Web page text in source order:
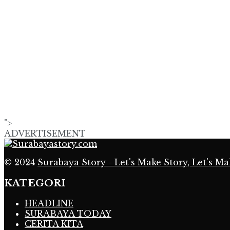
">
ADVERTISEMENT
© 2024 Surabaya Story - Let's Make Story, Let's
KATEGORI
HEADLINE
SURABAYA TODAY
CERITA KITA